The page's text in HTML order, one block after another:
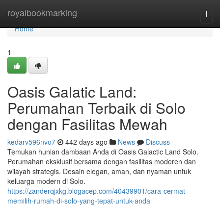
royalbookmarking
Home
Home
1
Oasis Galatic Land:
Perumahan Terbaik di Solo
dengan Fasilitas Mewah
kedarv596nvo7 442 days ago News
Discuss
Temukan hunian dambaan Anda di Oasis Galactic Land Solo.
Perumahan eksklusif bersama dengan fasilitas moderen dan
wilayah strategis. Desain elegan, aman, dan nyaman untuk
keluarga modern di Solo.
https://zanderqjxkg.blogacep.com/40439901/cara-cermat-
memilih-rumah-di-solo-yang-tepat-untuk-anda